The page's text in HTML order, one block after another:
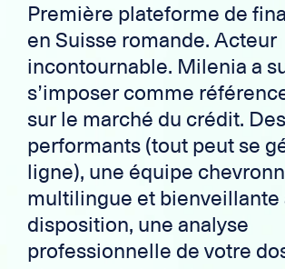
Première plateforme de
en Suisse romande. Acteur
incontournable. Milenia a
s’imposer comme
sur le marché du crédit.
performants (tout peut se
ligne), une équipe
multilingue et bienveillante
disposition, une analyse
professionnelle de votre